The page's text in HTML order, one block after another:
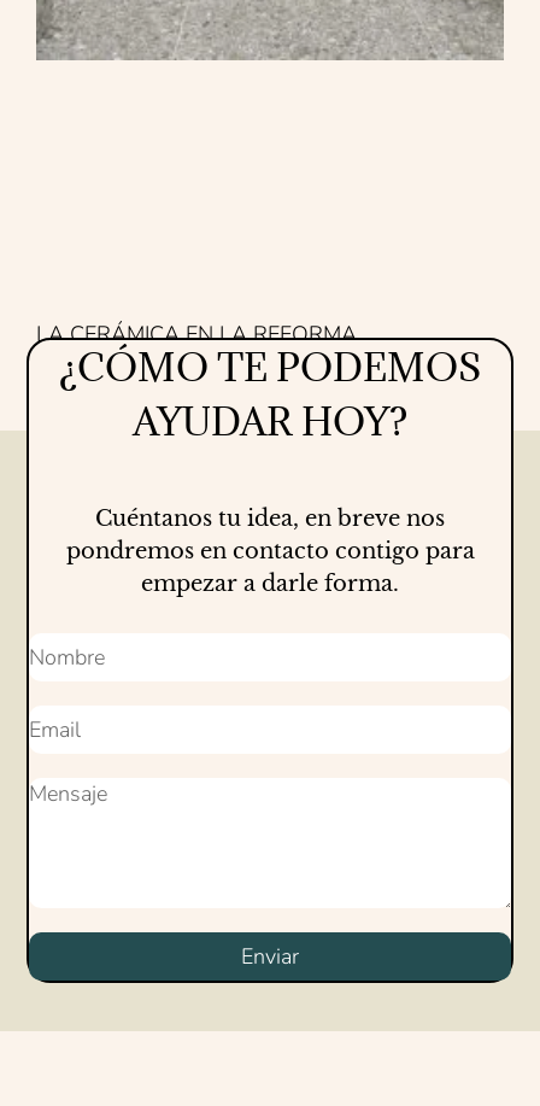
LA CERÁMICA EN LA REFORMA
Proyectos 16/07/2026
¿CÓMO TE PODEMOS
AYUDAR HOY?
Cuéntanos tu idea, en breve nos
pondremos en contacto contigo para
empezar a darle forma.
Enviar